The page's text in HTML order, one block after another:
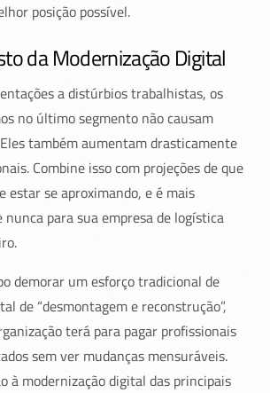
posição possível.
da Modernização Digital
a distúrbios trabalhistas, os
no último segmento não causam
também aumentam drasticamente
Combine isso com projeções de que
estar se aproximando, e é mais
para sua empresa de logística
demorar um esforço tradicional de
de “desmontagem e reconstrução”,
terá para pagar profissionais
sem ver mudanças mensuráveis.
à modernização digital das principais